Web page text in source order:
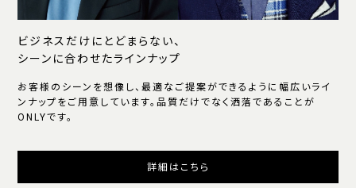
ビジネスだけにとどまらない、
シーンに合わせたラインナップ
お客様のシーンを想像し、最適なご提案ができるように幅広いライ
ンナップをご用意しています。品質だけでなく洒落であることが
ONLYです。
詳細はこちら